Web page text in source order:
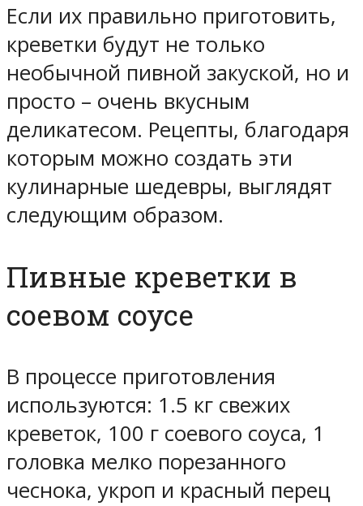
Если их правильно приготовить,
креветки будут не только
необычной пивной закуской, но и
просто – очень вкусным
деликатесом. Рецепты, благодаря
которым можно создать эти
кулинарные шедевры, выглядят
следующим образом.
Пивные креветки в
соевом соусе
В процессе приготовления
используются: 1.5 кг свежих
креветок, 100 г соевого соуса, 1
головка мелко порезанного
чеснока, укроп и красный перец